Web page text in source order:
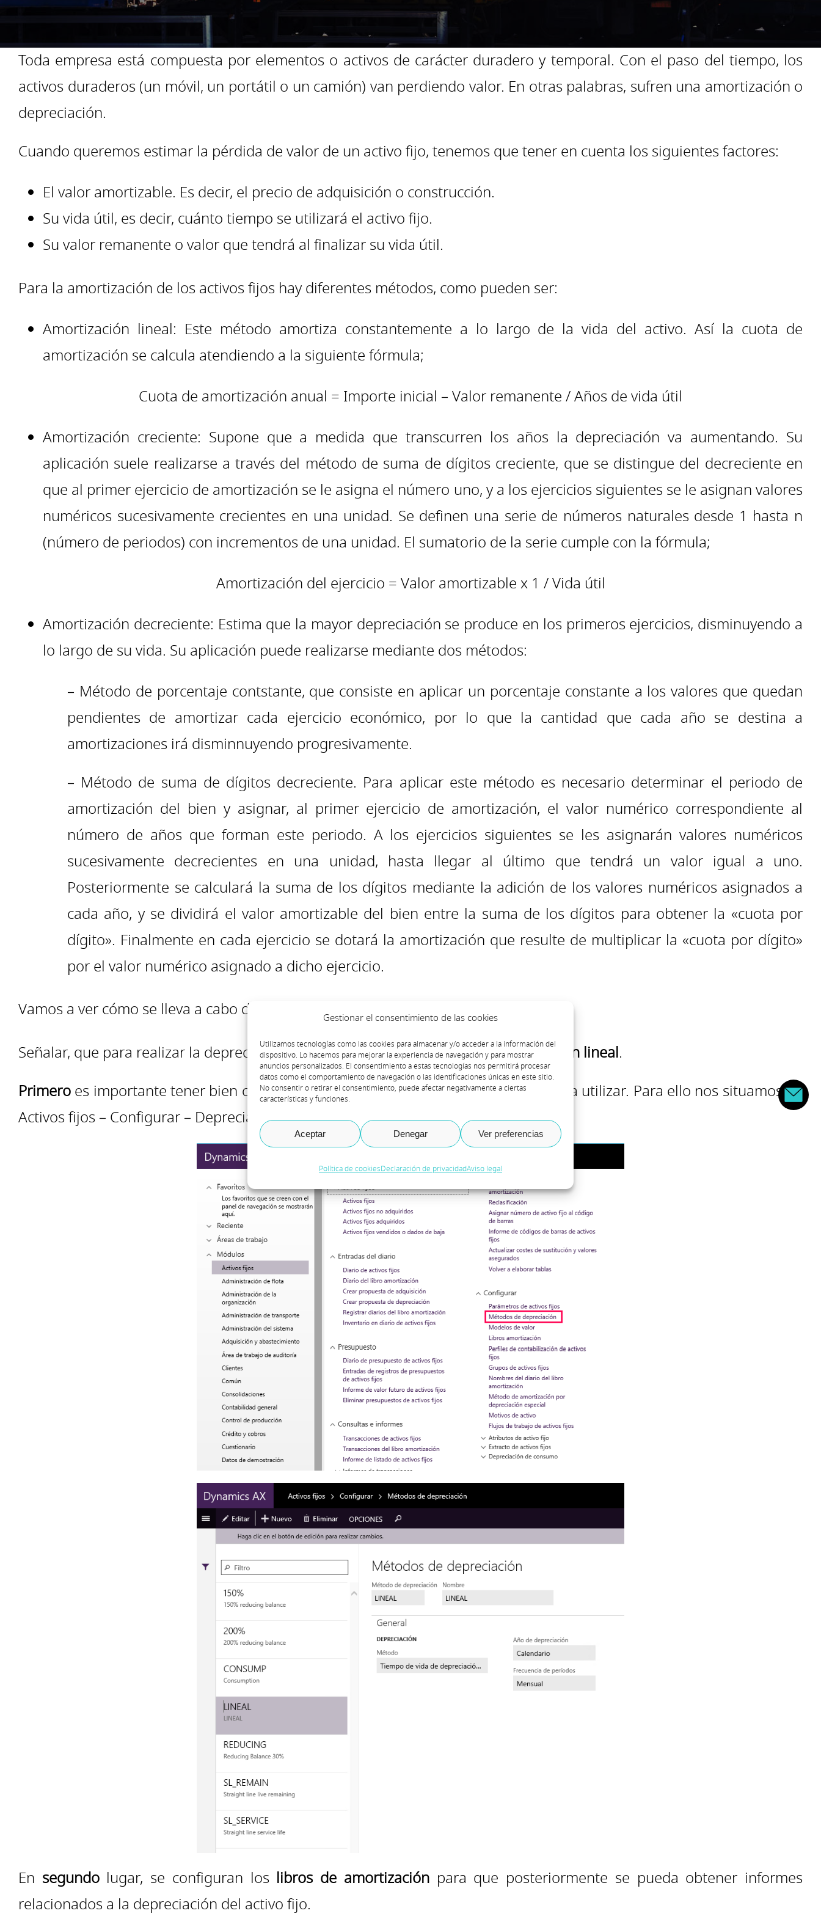
Gestionar el consentimiento de las cookies
Utilizamos tecnologías como las cookies para almacenar y/o acceder a la información del
dispositivo. Lo hacemos para mejorar la experiencia de navegación y para mostrar
anuncios personalizados. El consentimiento a estas tecnologías nos permitirá procesar
datos como el comportamiento de navegación o las identificaciones únicas en este sitio.
No consentir o retirar el consentimiento, puede afectar negativamente a ciertas
características y funciones.
Aceptar Denegar Ver preferencias
Política de cookiesDeclaración de privacidadAviso legal
Toda empresa está compuesta por elementos o activos de carácter duradero y temporal. Con el paso del tiempo, los
activos duraderos (un móvil, un portátil o un camión) van perdiendo valor. En otras palabras, sufren una amortización o
depreciación.
Cuando queremos estimar la pérdida de valor de un activo fijo, tenemos que tener en cuenta los siguientes factores:
El valor amortizable. Es decir, el precio de adquisición o construcción.
Su vida útil, es decir, cuánto tiempo se utilizará el activo fijo.
Su valor remanente o valor que tendrá al finalizar su vida útil.
Para la amortización de los activos fijos hay diferentes métodos, como pueden ser:
Amortización lineal: Este método amortiza constantemente a lo largo de la vida del activo. Así la cuota de
amortización se calcula atendiendo a la siguiente fórmula;
Cuota de amortización anual = Importe inicial – Valor remanente / Años de vida útil
Amortización creciente: Supone que a medida que transcurren los años la depreciación va aumentando. Su
aplicación suele realizarse a través del método de suma de dígitos creciente, que se distingue del decreciente en
que al primer ejercicio de amortización se le asigna el número uno, y a los ejercicios siguientes se le asignan valores
numéricos sucesivamente crecientes en una unidad. Se definen una serie de números naturales desde 1 hasta n
(número de periodos) con incrementos de una unidad. El sumatorio de la serie cumple con la fórmula;
Amortización del ejercicio = Valor amortizable x 1 / Vida útil
Amortización decreciente: Estima que la mayor depreciación se produce en los primeros ejercicios, disminuyendo a
lo largo de su vida. Su aplicación puede realizarse mediante dos métodos:
– Método de porcentaje contstante, que consiste en aplicar un porcentaje constante a los valores que quedan
pendientes de amortizar cada ejercicio económico, por lo que la cantidad que cada año se destina a
amortizaciones irá disminnuyendo progresivamente.
– Método de suma de dígitos decreciente. Para aplicar este método es necesario determinar el periodo de
amortización del bien y asignar, al primer ejercicio de amortización, el valor numérico correspondiente al
número de años que forman este periodo. A los ejercicios siguientes se les asignarán valores numéricos
sucesivamente decrecientes en una unidad, hasta llegar al último que tendrá un valor igual a uno.
Posteriormente se calculará la suma de los dígitos mediante la adición de los valores numéricos asignados a
cada año, y se dividirá el valor amortizable del bien entre la suma de los dígitos para obtener la «cuota por
dígito». Finalmente en cada ejercicio se dotará la amortización que resulte de multiplicar la «cuota por dígito»
por el valor numérico asignado a dicho ejercicio.
Vamos a ver cómo se lleva a cabo dicho proceso en el Nuevo Microsoft Dynamics AX
Señalar, que para realizar la depreciación de un activo fijo he utilizado laamortización lineal.
Primeroes importante tener bien configurado elmétodo de depreciaciónque se va a utilizar. Para ello nos situamos en
Activos fijos – Configurar – Depreciación – Método de depreciación.
En segundolugar, se configuran los libros de amortizaciónpara que posteriormente se pueda obtener informes
relacionados a la depreciación del activo fijo.